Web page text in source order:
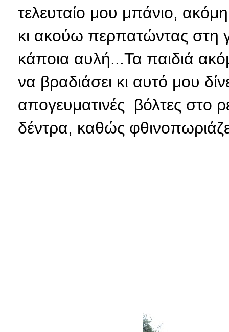
τελευταίο μου μπάνιο,
κι ακούω περπατώντας στη
κάποια αυλή...Τα παιδιά
να βραδιάσει κι αυτό μου
απογευματινές βόλτες στο
δέντρα, καθώς